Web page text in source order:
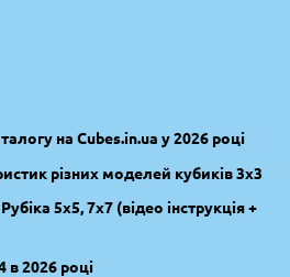
на Cubes.in.ua у 2026 році
різних моделей кубиків 3х3
5х5, 7х7 (відео інструкція +
в 2026 році